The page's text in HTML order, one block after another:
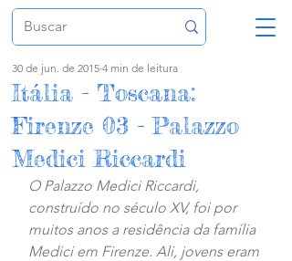
Itália - Toscana:
Firenze 03 - Palazzo
Medici Riccardi
30 de jun. de 2015 4 min de leitura
O Palazzo Medici Riccardi,
construído no século XV, foi por
muitos anos a residência da família
Medici em Firenze. Ali, jovens eram